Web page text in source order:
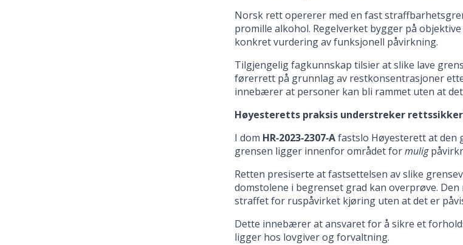
Norsk rett opererer med en fast
promille alkohol. Regelverket bygger på
konkret vurdering av funksjonell påvirkning.
Tilgjengelig fagkunnskap tilsier at slike lave
førerrett på grunnlag av restkonsentrasjoner
innebærer at personer kan bli rammet uten at
Høyesteretts praksis understreker
I dom HR‑2023‑2307‑Afastslo Høyesterett at den
grensen ligger innenfor området formulig
Retten presiserte at fastsettelsen av slike
domstolene i begrenset grad kan overprøve.
straffet for ruspåvirket kjøring uten at det er
Dette innebærer at ansvaret for å sikre et
ligger hos lovgiver og forvaltning.